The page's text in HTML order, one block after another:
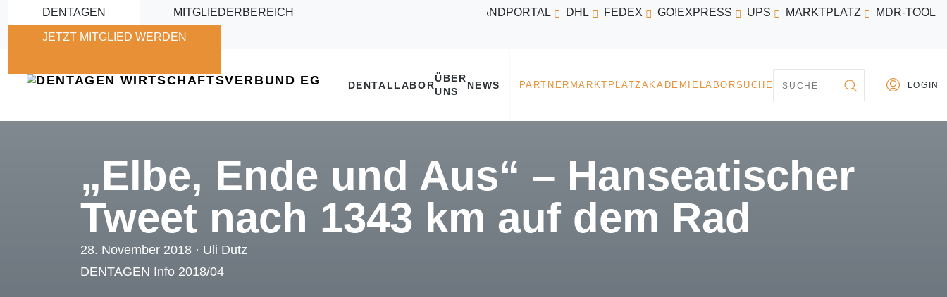
Skip to main content
DENTAGEN MITGLIEDERBEREICH
JETZT MITGLIED WERDEN
VERSANDPORTAL DHL FEDEX GO!EXPRESS UPS MARKTPLATZ MDR-TOOL
„Elbe, Ende und Aus“ – Hanseatischer
Tweet nach 1343 km auf dem Rad
28. November 2018 · Uli Dutz
DENTAGEN Info 2018/04